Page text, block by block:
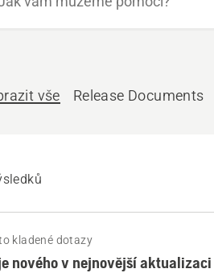
vše Release Documents
kladené dotazy
nového v nejnovější